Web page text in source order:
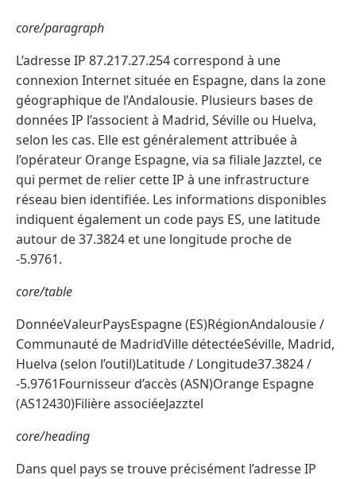
core/paragraph
L’adresse IP 87.217.27.254 correspond à une
connexion Internet située en Espagne, dans la zone
géographique de l’Andalousie. Plusieurs bases de
données IP l’associent à Madrid, Séville ou Huelva,
selon les cas. Elle est généralement attribuée à
l’opérateur Orange Espagne, via sa filiale Jazztel, ce
qui permet de relier cette IP à une infrastructure
réseau bien identifiée. Les informations disponibles
indiquent également un code pays ES, une latitude
autour de 37.3824 et une longitude proche de
-5.9761.
core/table
DonnéeValeurPaysEspagne (ES)RégionAndalousie /
Communauté de MadridVille détectéeSéville, Madrid,
Huelva (selon l’outil)Latitude / Longitude37.3824 /
-5.9761Fournisseur d’accès (ASN)Orange Espagne
(AS12430)Filière associéeJazztel
core/heading
Dans quel pays se trouve précisément l’adresse IP